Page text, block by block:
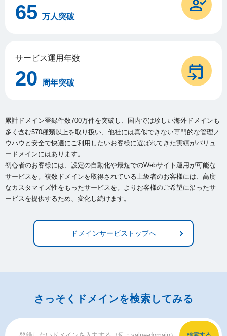
65 万人突破
サービス運用年数
20 周年突破
累計ドメイン登録件数700万件を突破し、国内では珍しい海外ドメインも
多く含む570種類以上を取り扱い、 他社には真似できない専門的な管理ノ
ウハウと安全で快適にご利用したいお客様に選ばれてきた実績がバリュ
ードメインにはあります。
初心者のお客様には、設定の自動化や最短でのWebサイト運用が可能な
サービスを。複数ドメインを取得されている上級者のお客様には、 高度
なカスタマイズ性をもったサービスを。よりお客様のご希望に沿ったサ
ービスを提供するため、変化し続けます。
ドメインサービストップへ
さっそくドメインを検索してみる